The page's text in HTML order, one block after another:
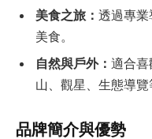
美食之旅： 透過專
美食。
自然與戶外： 適合喜
山、觀星、生態導覽
品牌簡介與優勢